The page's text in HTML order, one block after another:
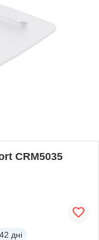
CRM5035
42 дні